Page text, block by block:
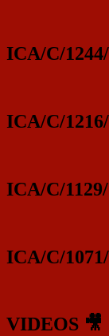
ICA/C/
ICA/C/
ICA/C/
ICA/C/
VIDEOS 🎥